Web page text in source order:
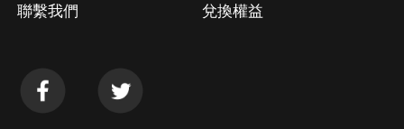
聯繫我們 兌換權益